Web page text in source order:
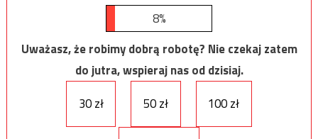
8%
Uważasz, że robimy dobrą robotę? Nie czekaj zatem
do jutra, wspieraj nas od dzisiaj.
30 zł
50 zł 100 zł